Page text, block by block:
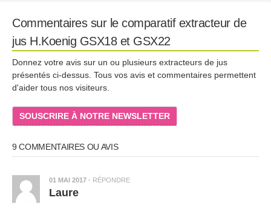
Commentaires sur le comparatif extracteur de
jus H.Koenig GSX18 et GSX22
Donnez votre avis sur un ou plusieurs extracteurs de jus
présentés ci-dessus. Tous vos avis et commentaires permettent
d'aider tous nos visiteurs.
SOUSCRIRE À NOTRE NEWSLETTER
9 COMMENTAIRES OU AVIS
01 MAI 2017 · RÉPONDRE
Laure